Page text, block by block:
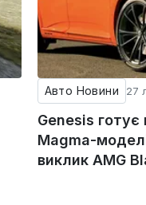
Авто Новини 27
Genesis
Magma-
виклик AMG